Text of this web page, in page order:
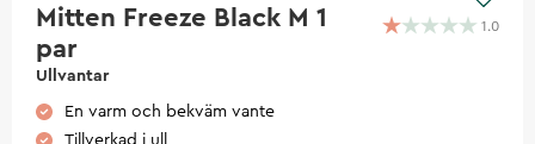
Mitten Freeze Black M 1
par
Ullvantar
1.0
En varm och bekväm vante
Tillverkad i ull